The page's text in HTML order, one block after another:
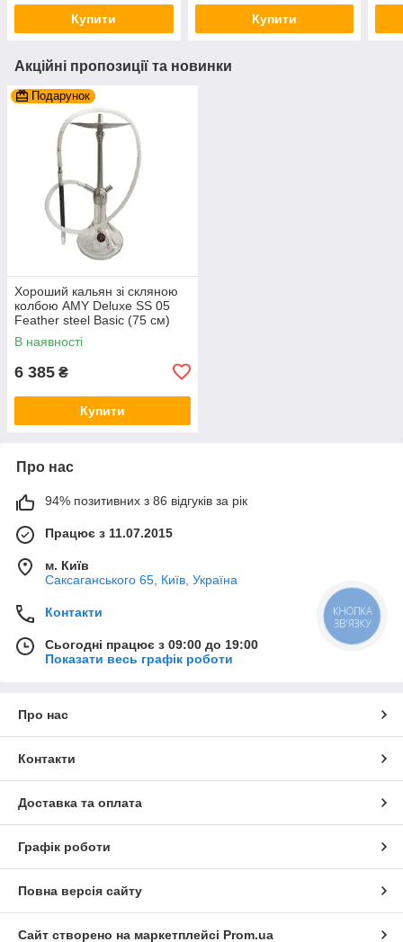
Купити Купити
Акційні пропозиції та новинки
Подарунок
Хороший кальян зі скляною
колбою AMY Deluxe SS 05
Feather steel Basic (75 см)
Прозорий
В наявності
6 385 ₴
Купити
Про нас
94% позитивних з 86 відгуків за рік
Працює з 11.07.2015
м. Київ
Саксаганського 65, Київ, Україна
Контакти
Сьогодні працює з 09:00 до 19:00
Показати весь графік роботи
Про нас
Контакти
Доставка та оплата
Графік роботи
Повна версія сайту
Сайт створено на маркетплейсі Prom.ua
КНОПКА
ЗВ'ЯЗКУ